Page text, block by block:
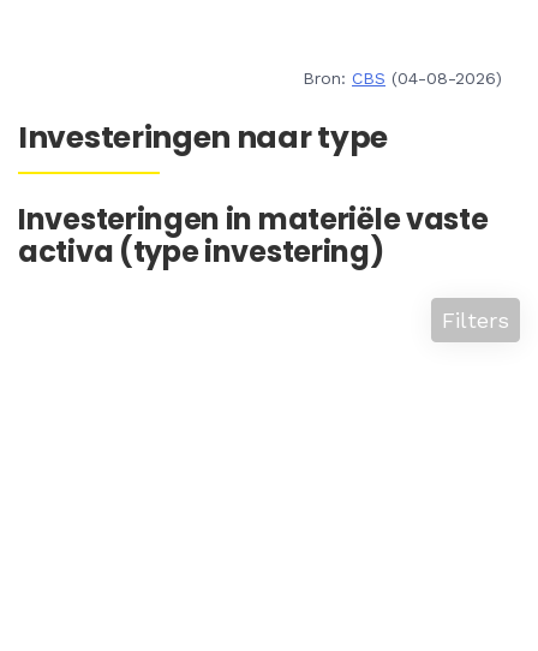
Bron: CBS (04-08-2026)
Investeringen naar type
Investeringen in materiële vaste
activa (type investering)
Filters